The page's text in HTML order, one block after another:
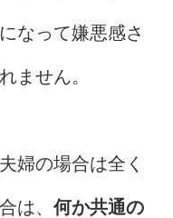
なって嫌悪感さ
ません。
婦の場合は全く
は、 何か共通の